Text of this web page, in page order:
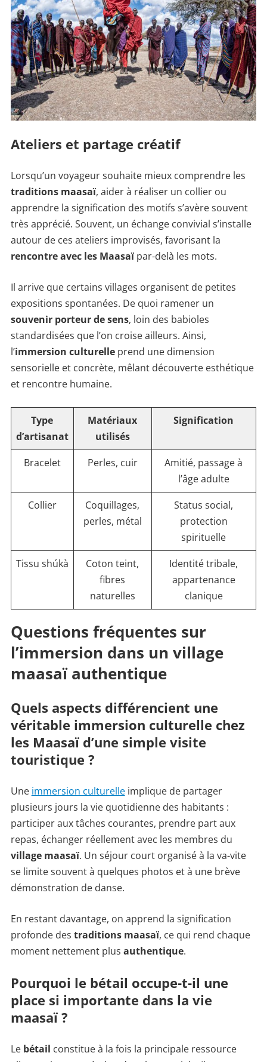
Ateliers et partage créatif
Lorsqu’un voyageur souhaite mieux comprendre les
traditions maasaï, aider à réaliser un collier ou
apprendre la signification des motifs s’avère souvent
très apprécié. Souvent, un échange convivial s’installe
autour de ces ateliers improvisés, favorisant la
rencontre avec les Maasaïpar-delà les mots.
Il arrive que certains villages organisent de petites
expositions spontanées. De quoi ramener un
souvenir porteur de sens, loin des babioles
standardisées que l’on croise ailleurs. Ainsi,
l’immersion culturelleprend une dimension
sensorielle et concrète, mêlant découverte esthétique
et rencontre humaine.
Type
d’artisanat
Matériaux
utilisés
Signification
Bracelet Perles, cuir
Amitié, passage à
l’âge adulte
Collier
Coquillages,
perles, métal
Status social,
protection
spirituelle
Tissu shúkà
Coton teint,
fibres
naturelles
Identité tribale,
appartenance
clanique
Questions fréquentes sur
l’immersion dans un village
maasaï authentique
Quels aspects différencient une
véritable immersion culturelle chez
les Maasaï d’une simple visite
touristique ?
Une immersion culturelleimplique de partager
plusieurs jours la vie quotidienne des habitants :
participer aux tâches courantes, prendre part aux
repas, échanger réellement avec les membres du
village maasaï. Un séjour court organisé à la va-vite
se limite souvent à quelques photos et à une brève
démonstration de danse.
En restant davantage, on apprend la signification
profonde des traditions maasaï, ce qui rend chaque
moment nettement plus authentique.
Pourquoi le bétail occupe-t-il une
place si importante dans la vie
maasaï ?
Le bétail constitue à la fois la principale ressource